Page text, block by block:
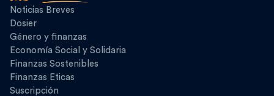
Noticias Breves
Dosier
Género y finanzas
Economía Social y Solidaria
Finanzas Sostenibles
Finanzas Eticas
Suscripción